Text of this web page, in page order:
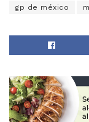
gp de méxico